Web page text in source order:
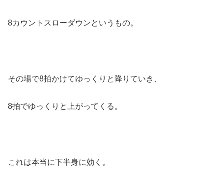
8カウントスローダウンというもの。
その場で8拍かけてゆっくりと降りていき、
8拍でゆっくりと上がってくる。
これは本当に下半身に効く。